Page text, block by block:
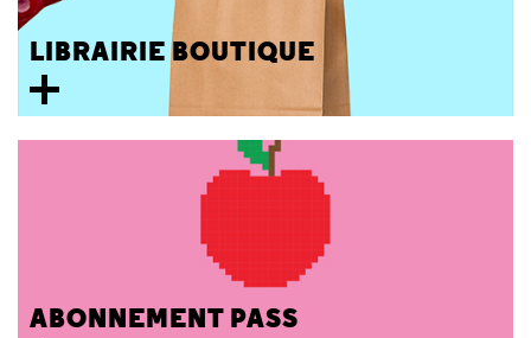
LIBRAIRIE BOUTIQUE
ABONNEMENT PASS